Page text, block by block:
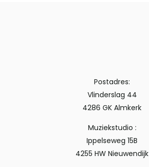
Postadres:
Vlinderslag 44
4286 GK Almkerk
Muziekstudio :
Ippelseweg 15B
4255 HW Nieuwendijk